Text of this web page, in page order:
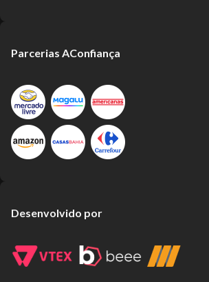
Parcerias AConfiança
Desenvolvido por